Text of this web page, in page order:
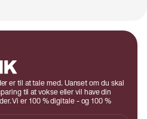
er til at tale med. Uanset om du skal
til at vokse eller vil have din
Vi er 100 % digitale - og 100 %